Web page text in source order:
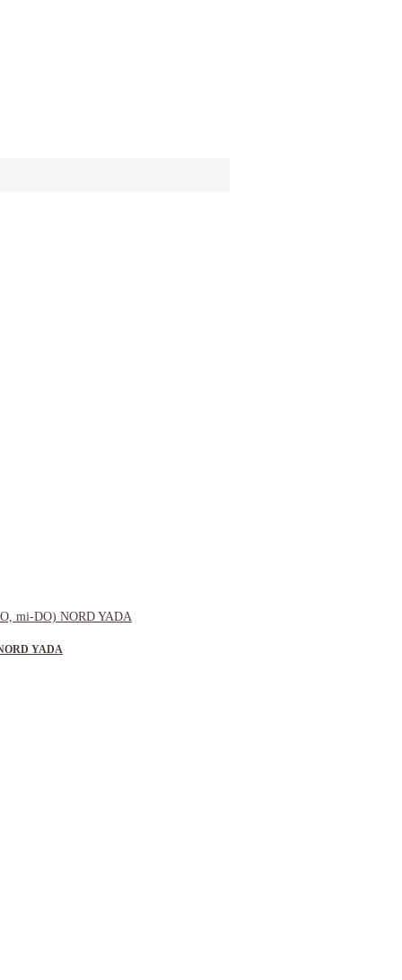
YADA